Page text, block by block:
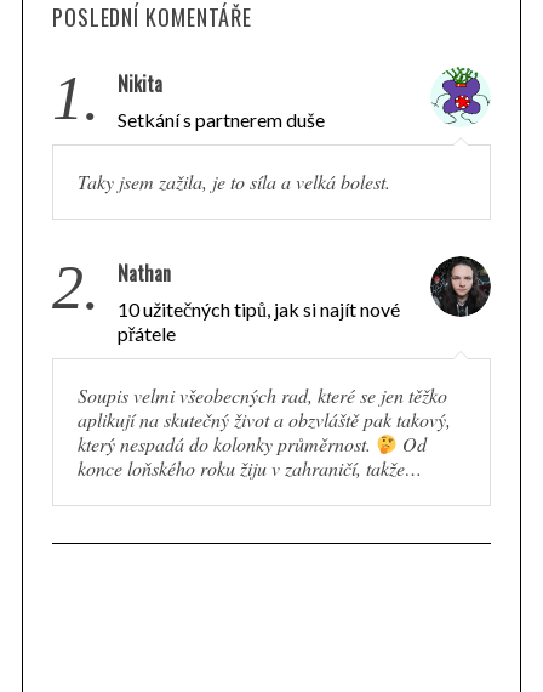
POSLEDNÍ KOMENTÁŘE
1. Nikita
Setkání s partnerem duše
Taky jsem zažila, je to síla a velká bolest.
2. Nathan
10 užitečných tipů, jak si najít nové
přátele
Soupis velmi všeobecných rad, které se jen těžko
aplikují na skutečný život a obzvláště pak takový,
který nespadá do kolonky průměrnost.
Od
konce loňského roku žiju v zahraničí, takže…
S
e